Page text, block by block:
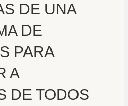
DE UNA
DE
PARA
A
DE TODOS